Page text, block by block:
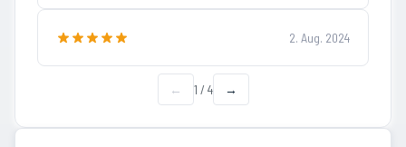
2. Aug. 2024
← 1 / 4 →